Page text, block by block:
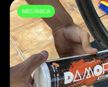
MECÂNICA